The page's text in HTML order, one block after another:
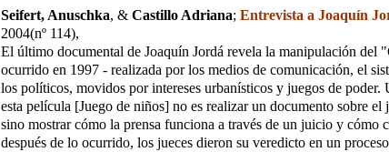
Seifert, Anuschka, & Castillo Adriana; Entrevista a Joaquín
2004(nº 114),
El último documental de Joaquín Jordá revela la manipulación del
ocurrido en 1997 - realizada por los medios de comunicación, el
los políticos, movidos por intereses urbanísticos y juegos de poder.
esta película [Juego de niños] no es realizar un documento sobre el
sino mostrar cómo la prensa funciona a través de un juicio y cómo
después de lo ocurrido, los jueces dieron su veredicto en un